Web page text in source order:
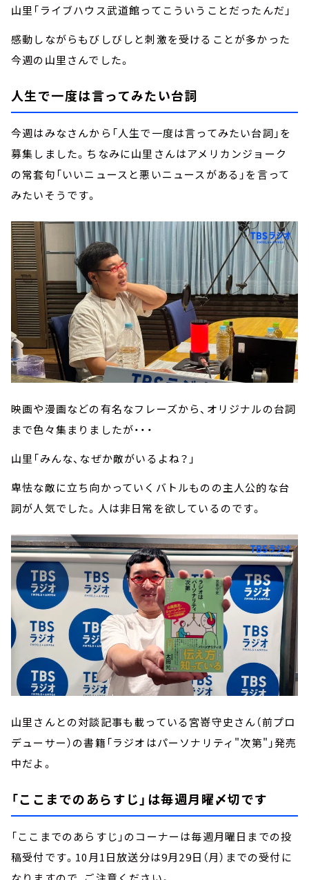
山里「ライブハウス武道館ってこういうことだったんだ」
感動しながらもびしびしと刺激を受けることが多かった
今週の山里さんでした。
人生で一度は言ってみたい台詞
今週はみなさんから「人生で一度は言ってみたい台詞」を
募集しました。ちなみに山里さんはアメリカンジョーク
の常套句「いいニュースと悪いニュースがある」を言って
みたいそうです。
映画や漫画などの有名なフレーズから、オリジナルの台詞
まで色々集まりましたが・・・
山里「みんな、なぜか敵がいるよね？」
卑怯な敵に立ち向かっていくバトルものの主人公的な台
詞が人気でした。人は非日常を欲しているのです。
山里さんとの対談記事も載っている宮嵜守史さん（前プロ
デューサー）の書籍「ラジオはパーソナリティ"次第"」発売
中だよ。
「ここまでのあらすじ」は毎週月曜〆切です
「ここまでのあらすじ」のコーナーは毎週月曜日までの投
稿受付です。10月1日放送分は9月29日（月）までの受付に